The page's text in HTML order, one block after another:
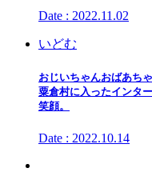
Date : 2022.11.02
いどむ
おじいちゃんおばあち
粟倉村に入ったインタ
笑顔。
Date : 2022.10.14